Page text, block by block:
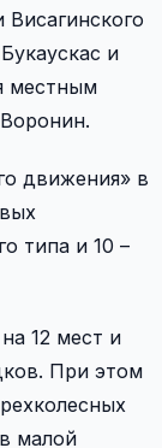
и
местным
движения» в
типа и 10 –
12 мест и
При этом
малой